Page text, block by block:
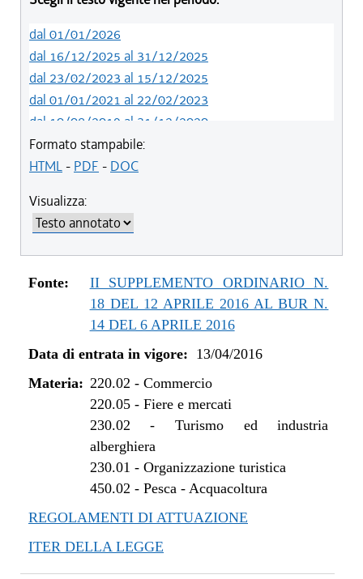
dal 01/01/2026
dal 16/12/2025 al 31/12/2025
dal 23/02/2023 al 15/12/2025
dal 01/01/2021 al 22/02/2023
dal 10/08/2019 al 31/12/2020
dal 11/07/2019 al 09/08/2019
dal 01/01/2018 al 10/07/2019
dal 18/05/2017 al 26/07/2017
dal 09/02/2017 al 17/05/2017
dal 09/01/2017 al 08/02/2017
dal 15/12/2016 al 08/01/2017
dal 13/08/2016 al 14/12/2016
dal 13/04/2016 al 12/08/2016
Formato stampabile:
HTML- PDF - DOC
Visualizza:
Fonte:
II SUPPLEMENTO ORDINARIO N.
18 DEL 12 APRILE 2016 AL BUR N.
14 DEL 6 APRILE 2016
Data di entrata in vigore: 13/04/2016
Materia: 220.02 - Commercio
220.05- Fiere e mercati
230.02 -Turismo ed industria
alberghiera
230.01 - Organizzazione turistica
450.02 - Pesca - Acquacoltura
REGOLAMENTI DI ATTUAZIONE
ITER DELLA LEGGE